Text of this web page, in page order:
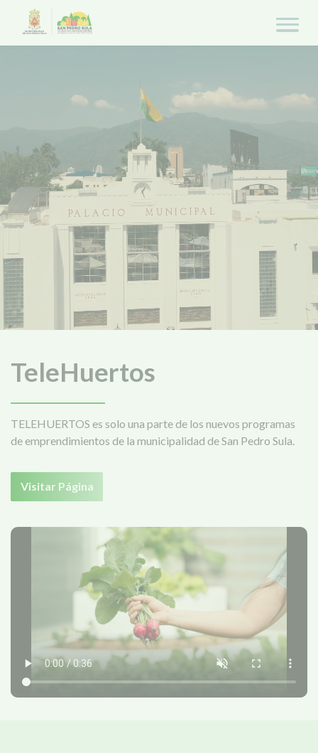
TeleHuertos
TELEHUERTOS es solo una parte de los nuevos programas
de emprendimientos de la municipalidad de San Pedro Sula.
Visitar Página